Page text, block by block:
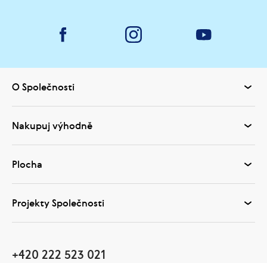
O Společnosti
Nakupuj výhodně
Plocha
Projekty Společnosti
+420 222 523 021